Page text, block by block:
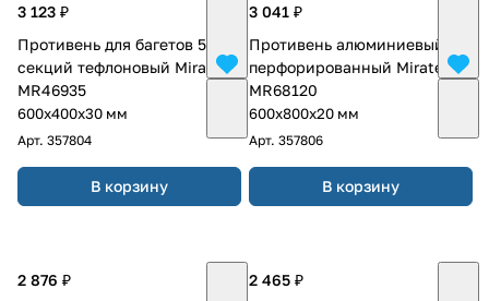
3 123 ₽
Противень для багетов 5
секций тефлоновый Miratek
MR46935
600х400х30 мм
Арт. 357804
В корзину
3 041 ₽
Противень алюминиевый
перфорированный Miratek
MR68120
600х800х20 мм
Арт. 357806
В корзину
2 876 ₽
2 465 ₽